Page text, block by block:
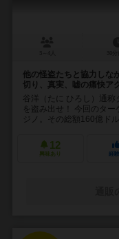
他の怪盗たちと協力しな
切り、真実、嘘の痛快ア
谷洋（たに ひろし）通
を盗み出せ！ 今回のタ
ジノ。その総額160億ド
12
興味あり 経験